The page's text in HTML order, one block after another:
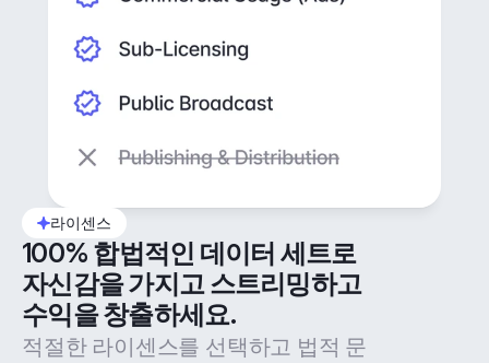
라이센스
100% 합법적인 데이터 세트로
자신감을 가지고 스트리밍하고
수익을 창출하세요.
적절한 라이센스를 선택하고 법적 문